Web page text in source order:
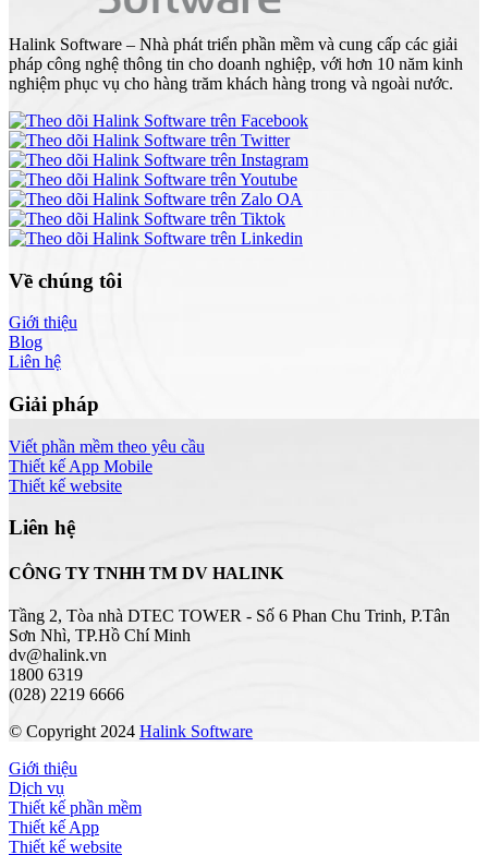
Halink Software – Nhà phát triển phần mềm và cung cấp các giải
pháp công nghệ thông tin cho doanh nghiệp, với hơn 10 năm kinh
nghiệm phục vụ cho hàng trăm khách hàng trong và ngoài nước.
Về chúng tôi
Giới thiệu
Blog
Liên hệ
Giải pháp
Viết phần mềm theo yêu cầu
Thiết kế App Mobile
Thiết kế website
Liên hệ
CÔNG TY TNHH TM DV HALINK
Tầng 2, Tòa nhà DTEC TOWER - Số 6 Phan Chu Trinh, P.Tân
Sơn Nhì, TP.Hồ Chí Minh
dv@halink.vn
1800 6319
(028) 2219 6666
© Copyright 2024 Halink Software
Giới thiệu
Dịch vụ
Thiết kế phần mềm
Thiết kế App
Thiết kế website